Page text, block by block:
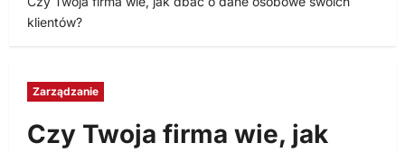
klientów?
Zarządzanie
Czy Twoja firma wie, jak